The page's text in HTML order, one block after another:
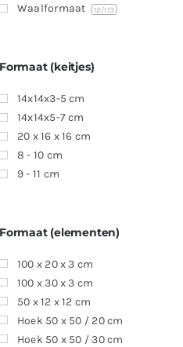
Waalformaat 12/113
Formaat (keitjes)
14x14x3-5 cm
14x14x5-7 cm
20 x 16 x 16 cm
8 - 10 cm
9 - 11 cm
Formaat (elementen)
100 x 20 x 3 cm
100 x 30 x 3 cm
50 x 12 x 12 cm
Hoek 50 x 50 / 20 cm
Hoek 50 x 50 / 30 cm